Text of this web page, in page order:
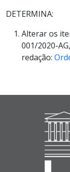
DETERMINA:
Alterar os
001/2020-
redação: